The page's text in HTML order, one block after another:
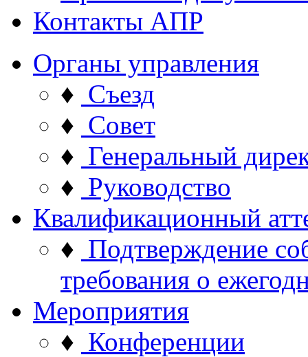
Контакты АПР
Органы управления
♦ Съезд
♦ Совет
♦ Генеральный
♦ Руководство
Квалификационный
♦ Подтверждение
требования о
Мероприятия
♦ Конференции